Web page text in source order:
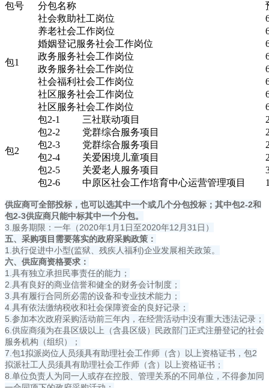
包号 分包名称
包1
社会救助社工岗位
养老社会工作岗位
婚姻登记服务社会工作岗位
政务服务社会工作岗位
政务服务社会工作岗位
社会福利社会工作岗位
社区服务社会工作岗位
社区服务社会工作岗位
包2
包2-1 三社联动项目
包2-2
党群综合服务项目
包2-3
党群综合服务项目
包2-4
关爱困境儿童项目
包2-5
关爱老人服务项目
包2-6
中原区社会工作培育中心运营管理项目
供应商可全部投标，也可以选其中一个或几个分包投标；其中包2-2和
包2-3供应商只能中标其中一个分包。
3.服务期限：一年（2020年1月1日至2020年12月31日）
五、 采购项目需要落实的政府采购政策 ：
1.执行促进中小型(监狱、残疾人福利)企业发展相关政策。
六、供应商资格要求：
1.具有独立承担民事责任的能力；
2.具有良好的商业信誉和健全的财务会计制度；
3.具有履行合同所必需的设备和专业技术能力；
4.具有依法缴纳税收和社会保障资金的良好记录；
5.参加本次政府采购活动前三年内，在经营活动中没有重大违法记录；
6.供应商须为在县区级以上（含县区级）民政部门正式注册登记的社会
服务机构（组织）；
7.包1拟派岗位人员须具有助理社会工作师（含）以上资格证书，包2
拟派社工人员须具有助理社会工作师（含）以上资格证书；
8.单位负责人为同一人或存在控股、管理关系的不同单位，不得参加同